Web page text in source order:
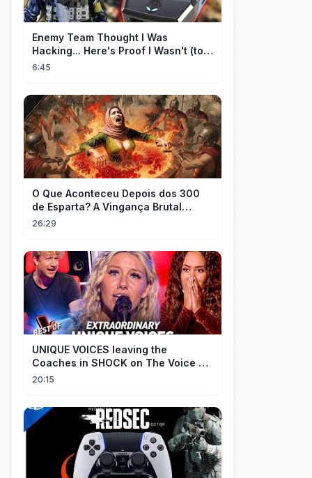
Enemy Team Thought I Was
Hacking... Here's Proof I Wasn't (top
2 percent controller player)
6:45
O Que Aconteceu Depois dos 300
de Esparta? A Vingança Brutal
Contra os Persas
26:29
UNIQUE VOICES leaving the
Coaches in SHOCK on The Voice #5
| Top 10
20:15